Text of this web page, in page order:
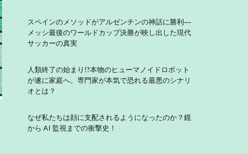
スペインのメソッドがアルゼンチンの神話に勝利―
メッシ最後のワールドカップ決勝が映し出した現代
サッカーの真実
人類終了の始まり!?本物のヒューマノイドロボット
が遂に家庭へ。専門家が本気で恐れる最悪のシナリ
オとは？
なぜ私たちは顔に支配されるようになったのか？鏡
から AI 監視までの衝撃史！